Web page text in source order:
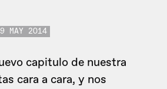
MAY 2014
capitulo de nuestra
cara a cara, y nos